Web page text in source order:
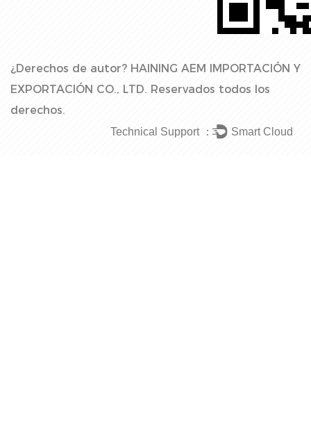
¿Derechos de autor? HAINING AEM IMPORTACIÓN Y
EXPORTACIÓN CO., LTD. Reservados todos los
derechos.
Technical Support ： Smart Cloud